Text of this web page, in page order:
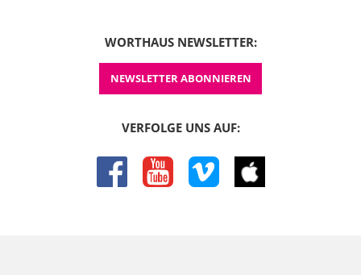
WORTHAUS NEWSLETTER:
NEWSLETTER ABONNIEREN
VERFOLGE UNS AUF:
facebook youtube vimeo itunes